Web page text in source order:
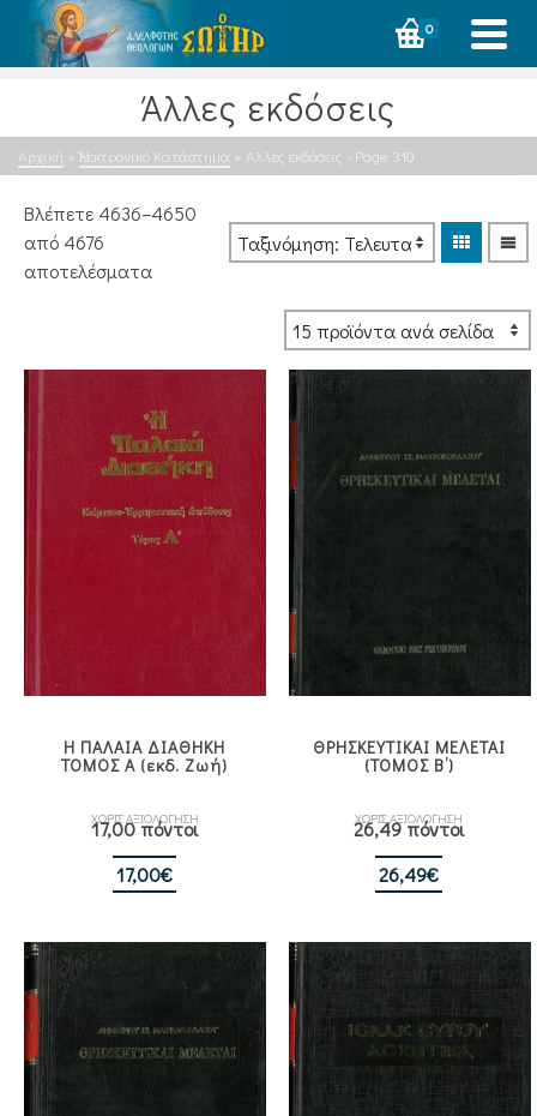
0
Άλλες εκδόσεις
Αρχική » Ἠλεκτρονικό Κατάστημα » Άλλες εκδόσεις - Page 310
Βλέπετε 4636–4650
από 4676
αποτελέσματαSorted
Η ΠΑΛΑΙΑ ΔΙΑΘΗΚΗ
ΤΟΜΟΣ Α (εκδ. Ζωή)
ΧΩΡΙΣ ΑΞΙΟΛΟΓΗΣΗ
17,00 πόντοι
17,00€
ΘΡΗΣΚΕΥΤΙΚΑΙ ΜΕΛΕΤΑΙ
(ΤΟΜΟΣ Β’)
ΧΩΡΙΣ ΑΞΙΟΛΟΓΗΣΗ
26,49 πόντοι
26,49€